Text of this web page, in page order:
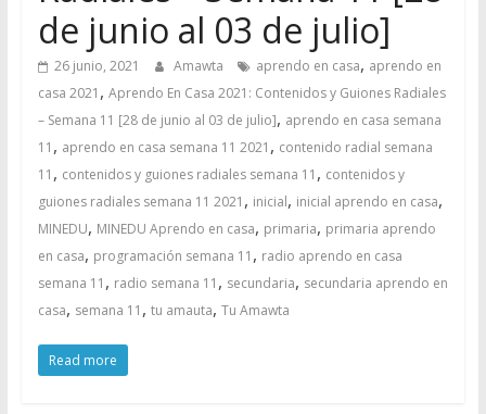
de junio al 03 de julio]
26 junio, 2021 Amawta aprendo en casa, aprendo en
casa 2021 , Aprendo En Casa 2021: Contenidos y Guiones Radiales
– Semana 11 [28 de junio al 03 de julio], aprendo en casa semana
11 , aprendo en casa semana 11 2021 , contenido radial semana
11 , contenidos y guiones radiales semana 11 , contenidos y
guiones radiales semana 11 2021 , inicial, inicial aprendo en casa,
MINEDU, MINEDU Aprendo en casa, primaria, primaria aprendo
en casa, programación semana 11 , radio aprendo en casa
semana 11 , radio semana 11 , secundaria, secundaria aprendo en
casa, semana 11 , tu amauta, Tu Amawta
Read more